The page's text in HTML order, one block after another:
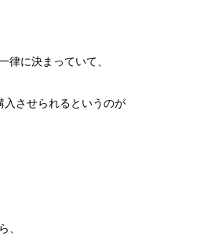
律に決まっていて、
させられるというのが
、